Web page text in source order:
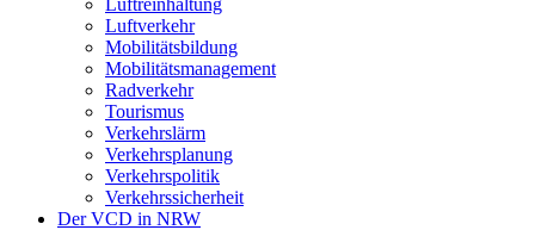
Luftreinhaltung
Luftverkehr
Mobilitätsbildung
Mobilitätsmanagement
Radverkehr
Tourismus
Verkehrslärm
Verkehrsplanung
Verkehrspolitik
Verkehrssicherheit
Der VCD in NRW